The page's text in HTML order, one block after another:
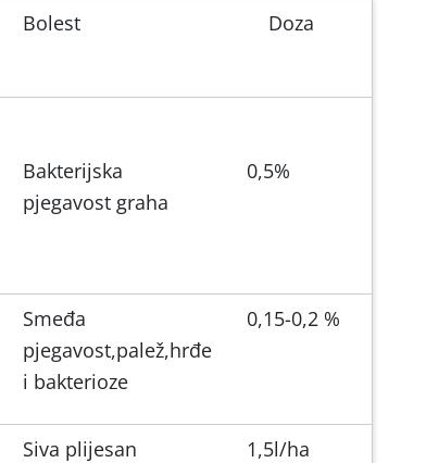
Bolest Doza
Bakterijska
pjegavost graha
0,5%
Smeđa
pjegavost,palež,hrđe
i bakterioze
0,15-0,2 %
Siva plijesan 1,5l/ha